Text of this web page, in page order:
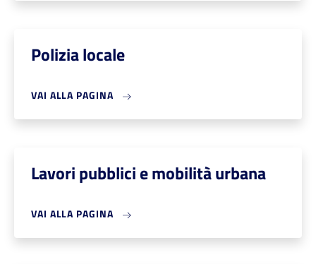
Polizia locale
VAI ALLA PAGINA
Lavori pubblici e mobilità urbana
VAI ALLA PAGINA